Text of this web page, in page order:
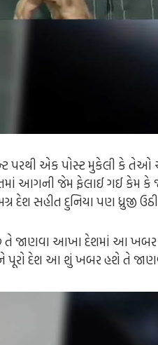
પરથી એક પોસ્ટ મુકેલી કે
આગની જેમ ફેલાઈ ગઈ કેમ કે
સહીત દુનિયા પણ ધ્રુજી
તે જાણવા આખા દેશમાં આ ખબર
દેશ આ શું ખબર હશે તે જાણવા